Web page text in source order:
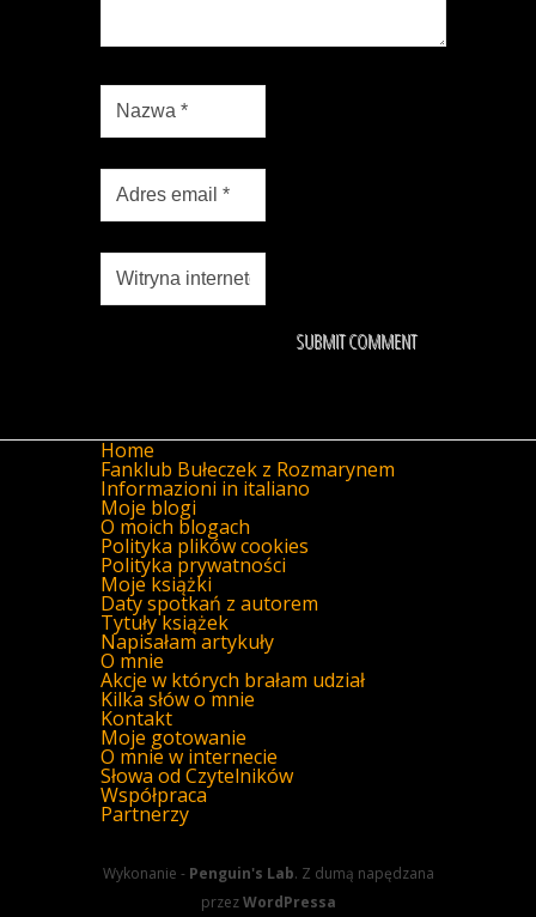
Home
Fanklub Bułeczek z Rozmarynem
Informazioni in italiano
Moje blogi
O moich blogach
Polityka plików cookies
Polityka prywatności
Moje książki
Daty spotkań z autorem
Tytuły książek
Napisałam artykuły
O mnie
Akcje w których brałam udział
Kilka słów o mnie
Kontakt
Moje gotowanie
O mnie w internecie
Słowa od Czytelników
Współpraca
Partnerzy
Wykonanie - Penguin's Lab. Z dumą napędzana
przezWordPressa